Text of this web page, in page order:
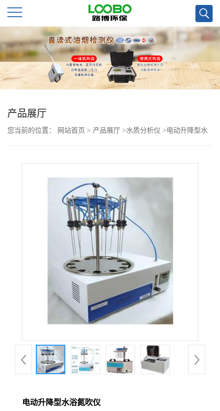
公
司
首
页
公
品
厅
产品展厅
您当前的位置： 网站首页 > 产品展厅 >水质分析仪 > 电动升降型水
电动升降型水浴氮吹仪